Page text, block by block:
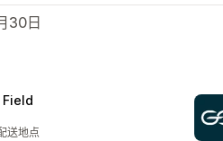
30日
送地点